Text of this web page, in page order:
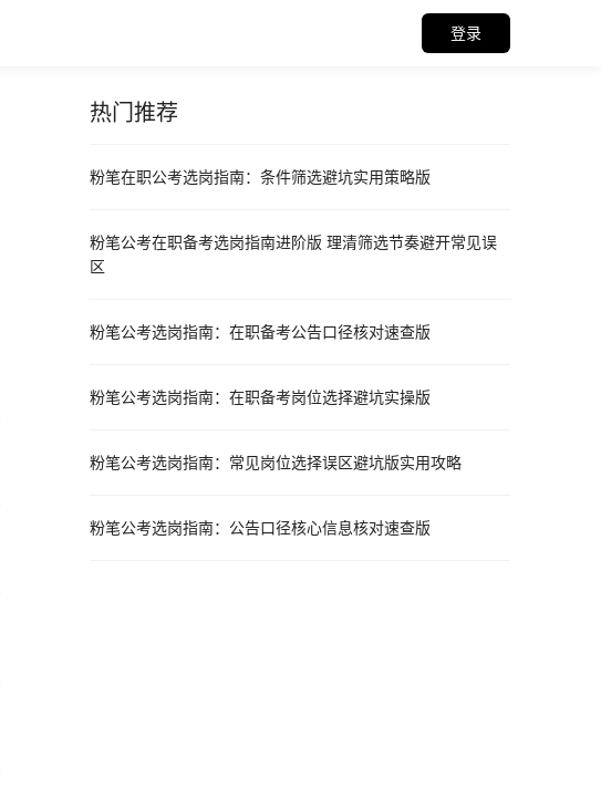
登录
热门推荐资料
热门推荐
粉笔在职公考选岗指南：条件筛选避坑实用策略版
粉笔公考在职备考选岗指南进阶版 理清筛选节奏避开常见误
区
粉笔公考选岗指南：在职备考公告口径核对速查版
粉笔公考选岗指南：在职备考岗位选择避坑实操版
粉笔公考选岗指南：常见岗位选择误区避坑版实用攻略
粉笔公考选岗指南：公告口径核心信息核对速查版